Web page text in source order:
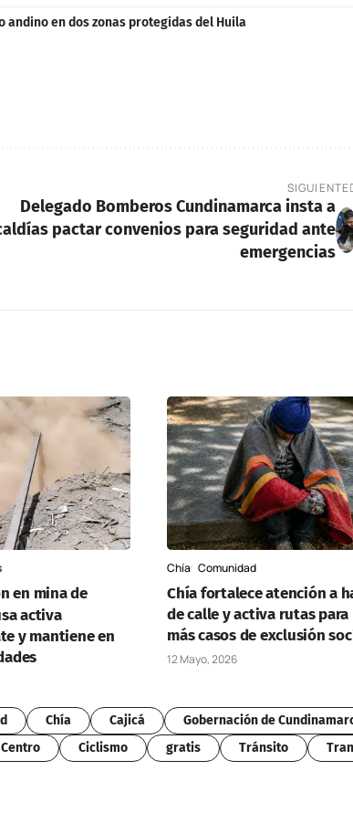
andino en dos zonas protegidas del Huila
SIGUIENTE
Delegado Bomberos Cundinamarca insta a
pactar convenios para seguridad ante
emergencias
en mina de
activa
y mantiene en
Chía Comunidad
Chía fortalece atención a
de calle y activa rutas
más casos de exclusión
12 Mayo, 2026
Chía Cajicá
Gobernación de
Ciclismo gratis Tránsito